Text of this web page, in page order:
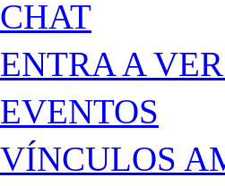
CHAT
ENTRA A
EVENTOS
VÍNCULOS